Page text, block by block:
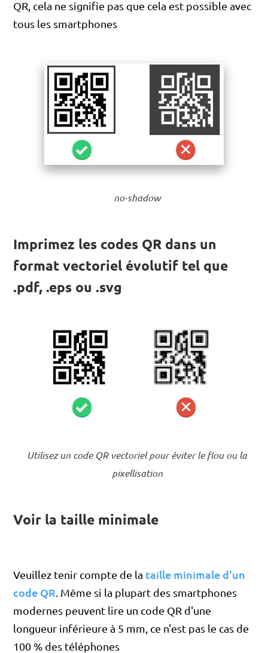
QR, cela ne signifie pas que cela est possible avec
tous les smartphones
no-shadow
Imprimez les codes QR dans un
format vectoriel évolutif tel que
.pdf, .eps ou .svg
Utilisez un code QR vectoriel pour éviter le flou ou la
pixellisation
Voir la taille minimale
Veuillez tenir compte de la taille minimale d'un
code QR . Même si la plupart des smartphones
modernes peuvent lire un code QR d'une
longueur inférieure à 5 mm, ce n'est pas le cas de
100 % des téléphones